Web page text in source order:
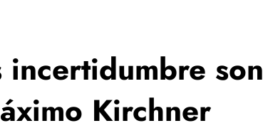
incertidumbre son
Kirchner